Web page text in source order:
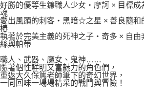
請求用戶進行身份認證。
恩沛科技股份有限公司將有權停止該用戶之使用額
好勝的優等生鐮職人少女‧摩訶 × 目標
魂
愛出風頭的刺客‧黑暗☆之星 × 善良隨
椿
執著於完美主義的死神之子‧奇多 × 自
絲與帕蒂
職人、武器、魔女、鬼神……
隨著個性鮮明又富魅力的角色們，
重返大久保篤老師筆下的奇幻世界，
一同回味一場場精采的戰鬥與冒險！